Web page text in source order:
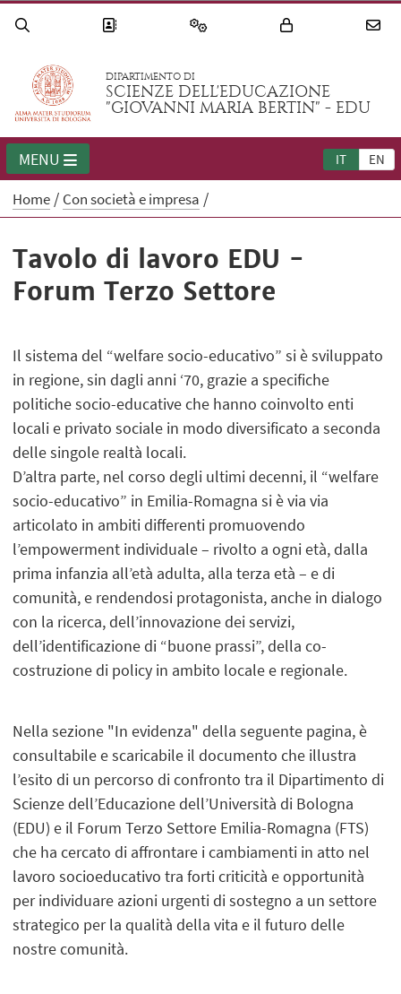
DIPARTIMENTO DI
SCIENZE DELL'EDUCAZIONE
"GIOVANNI MARIA BERTIN" - EDU
IT EN
MENU
Home Con società e impresa
Tavolo di lavoro EDU -
Forum Terzo Settore
Il sistema del “welfare socio-educativo” si è sviluppato
in regione, sin dagli anni ‘70, grazie a specifiche
politiche socio-educative che hanno coinvolto enti
locali e privato sociale in modo diversificato a seconda
delle singole realtà locali.
D’altra parte, nel corso degli ultimi decenni, il “welfare
socio-educativo” in Emilia-Romagna si è via via
articolato in ambiti differenti promuovendo
l’empowerment individuale – rivolto a ogni età, dalla
prima infanzia all’età adulta, alla terza età – e di
comunità, e rendendosi protagonista, anche in dialogo
con la ricerca, dell’innovazione dei servizi,
dell’identificazione di “buone prassi”, della co-
costruzione di policy in ambito locale e regionale.
Nella sezione "In evidenza" della seguente pagina, è
consultabile e scaricabile il documento che illustra
l’esito di un percorso di confronto tra il Dipartimento di
Scienze dell’Educazione dell’Università di Bologna
(EDU) e il Forum Terzo Settore Emilia-Romagna (FTS)
che ha cercato di affrontare i cambiamenti in atto nel
lavoro socioeducativo tra forti criticità e opportunità
per individuare azioni urgenti di sostegno a un settore
strategico per la qualità della vita e il futuro delle
nostre comunità.